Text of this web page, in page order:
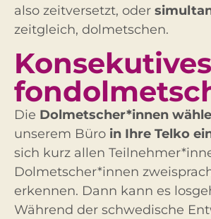
also zeitversetzt, oder
zeitgleich, dolmetschen.
Die Dolmetscher*innen
unserem Büro in Ihre Telko
sich kurz allen
Dolmetscher*innen
erkennen. Dann kann es
Während der schwedische